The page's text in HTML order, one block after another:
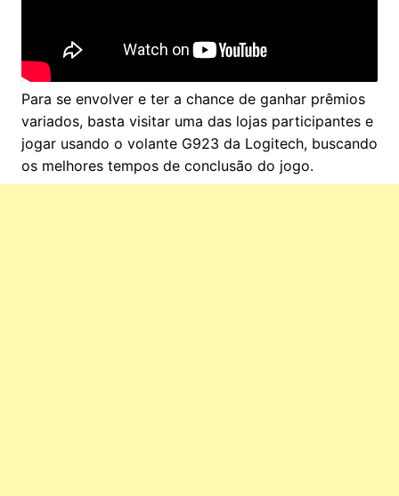
Para se envolver e ter a chance de ganhar prêmios
variados, basta visitar uma das lojas participantes e
jogar usando o volante G923 da Logitech, buscando
os melhores tempos de conclusão do jogo.